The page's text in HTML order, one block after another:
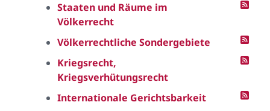
Staaten und Räume im
Völkerrecht
Völkerrechtliche Sondergebiete
Kriegsrecht,
Kriegsverhütungsrecht
Internationale Gerichtsbarkeit